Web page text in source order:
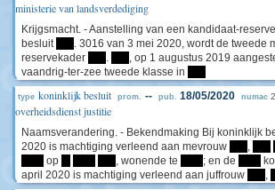
ministerie van landsverdediging
Krijgsmacht. - Aanstelling van een kandidaat-
besluit
. 3016 van 3 mei 2020, wordt de tweede
reservekader
.
, op 1 augustus 2019
vaandrig-ter-zee tweede klasse in
type koninklijk besluit prom. -- pub. 18/05/2020 numac
overheidsdienst justitie
Naamsverandering. - Bekendmaking Bij koninklijk
2020 is machtiging verleend aan mevrouw
,
op , wonende te ; en de
april 2020 is machtiging verleend aan juffrouw
,